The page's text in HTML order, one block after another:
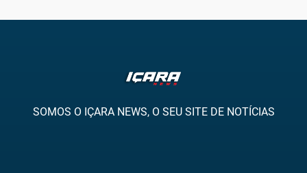
SOMOS O IÇARA NEWS, O SEU SITE DE NOTÍCIAS